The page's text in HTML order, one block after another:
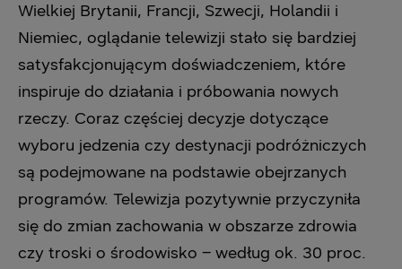
Wielkiej Brytanii, Francji, Szwecji, Holandii i
Niemiec, oglądanie telewizji stało się bardziej
satysfakcjonującym doświadczeniem, które
inspiruje do działania i próbowania nowych
rzeczy. Coraz częściej decyzje dotyczące
wyboru jedzenia czy destynacji podróżniczych
są podejmowane na podstawie obejrzanych
programów. Telewizja pozytywnie przyczyniła
się do zmian zachowania w obszarze zdrowia
czy troski o środowisko – według ok. 30 proc.